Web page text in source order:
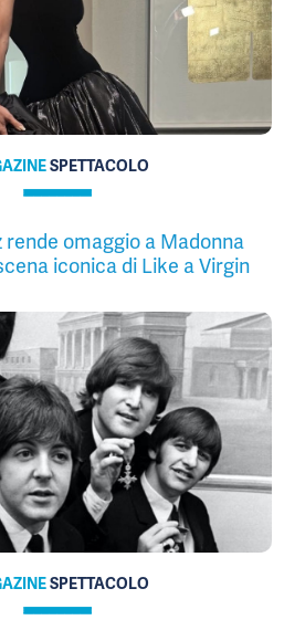
SPETTACOLO
omaggio a Madonna
iconica di Like a Virgin
SPETTACOLO